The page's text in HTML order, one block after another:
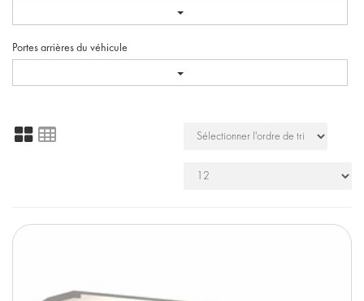
Portes arrières du véhicule